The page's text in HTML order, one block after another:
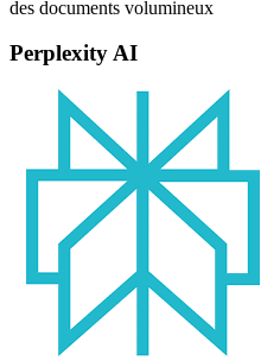
des documents volumineux
Perplexity AI